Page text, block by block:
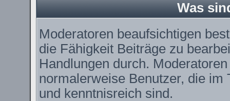
Was
Moderatoren beaufsichtigen
die Fähigkeit Beiträge zu
Handlungen durch.
normalerweise Benutzer, die
und kenntnisreich sind.